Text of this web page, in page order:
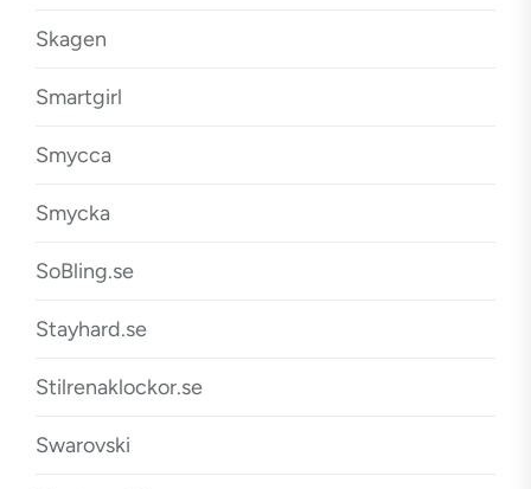
Skagen
Smartgirl
Smycca
Smycka
SoBling.se
Stayhard.se
Stilrenaklockor.se
Swarovski